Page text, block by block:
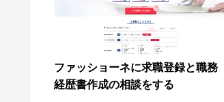
ファッショーネに求職登録と職務
経歴書作成の相談をする